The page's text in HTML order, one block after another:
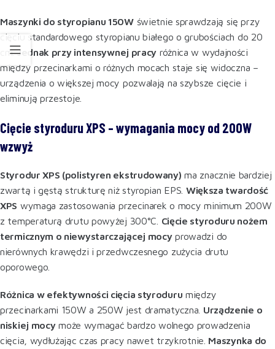
Maszynki do styropianu 150Wświetnie sprawdzają się przy
cięciu standardowego styropianu białego o grubościach do 20
cm.Jednak przy intensywnej pracy różnica w wydajności
między przecinarkami o różnych mocach staje się widoczna –
urządzenia o większej mocy pozwalają na szybsze cięcie i
eliminują przestoje.
Cięcie styroduru XPS – wymagania mocy od 200W
wzwyż
Styrodur XPS (polistyren ekstrudowany) ma znacznie bardziej
zwartą i gęstą strukturę niż styropian EPS. Większa twardość
XPS wymaga zastosowania przecinarek o mocy minimum 200W
z temperaturą drutu powyżej 300°C. Cięcie styroduru nożem
termicznym o niewystarczającej mocyprowadzi do
nierównych krawędzi i przedwczesnego zużycia drutu
oporowego.
Różnica w efektywności cięcia styroduru między
przecinarkami 150W a 250W jest dramatyczna. Urządzenie o
niskiej mocymoże wymagać bardzo wolnego prowadzenia
cięcia, wydłużając czas pracy nawet trzykrotnie. Maszynka do